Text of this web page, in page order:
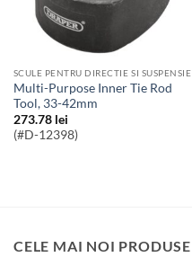
SCULE PENTRU DIRECTIE SI SUSPENSIE
Multi-Purpose Inner Tie Rod
Tool, 33-42mm
273.78 lei
(#D-12398)
CELE MAI NOI PRODUSE